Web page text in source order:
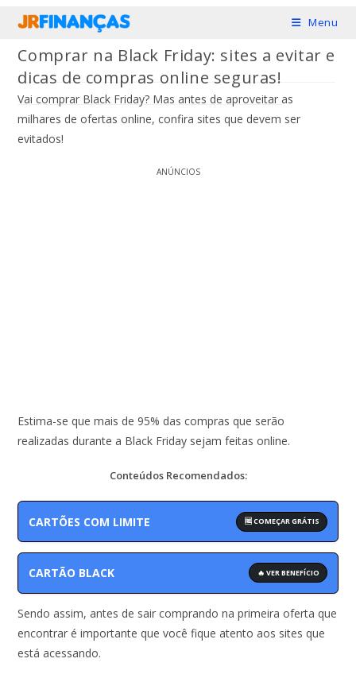
conteúdo
Menu
Comprar na Black Friday: sites a evitar e
dicas de compras online seguras!
Vai comprar Black Friday? Mas antes de aproveitar as
milhares de ofertas online, confira sites que devem ser
evitados!
ANÚNCIOS
Estima-se que mais de 95% das compras que serão
realizadas durante a Black Friday sejam feitas online.
Conteúdos Recomendados:
CARTÕES COM LIMITE 🆓 COMEÇAR GRÁTIS
CARTÃO BLACK 🔥 VER BENEFÍCIO
Sendo assim, antes de sair comprando na primeira oferta que
encontrar é importante que você fique atento aos sites que
está acessando.